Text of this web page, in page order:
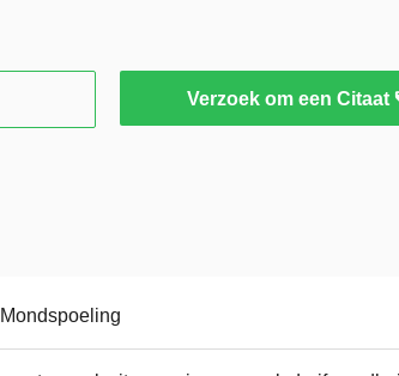
Verzoek om een Citaat
Mondspoeling